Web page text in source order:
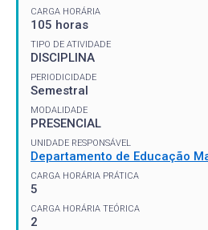
CARGA HORÁRIA
105 horas
TIPO DE ATIVIDADE
DISCIPLINA
PERIODICIDADE
Semestral
MODALIDADE
PRESENCIAL
UNIDADE RESPONSÁVEL
Departamento de Educação
CARGA HORÁRIA PRÁTICA
5
CARGA HORÁRIA TEÓRICA
2